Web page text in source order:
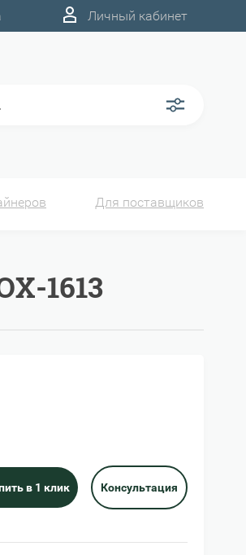
Личный кабинет
Для поставщиков
1613
в 1 клик Консультация